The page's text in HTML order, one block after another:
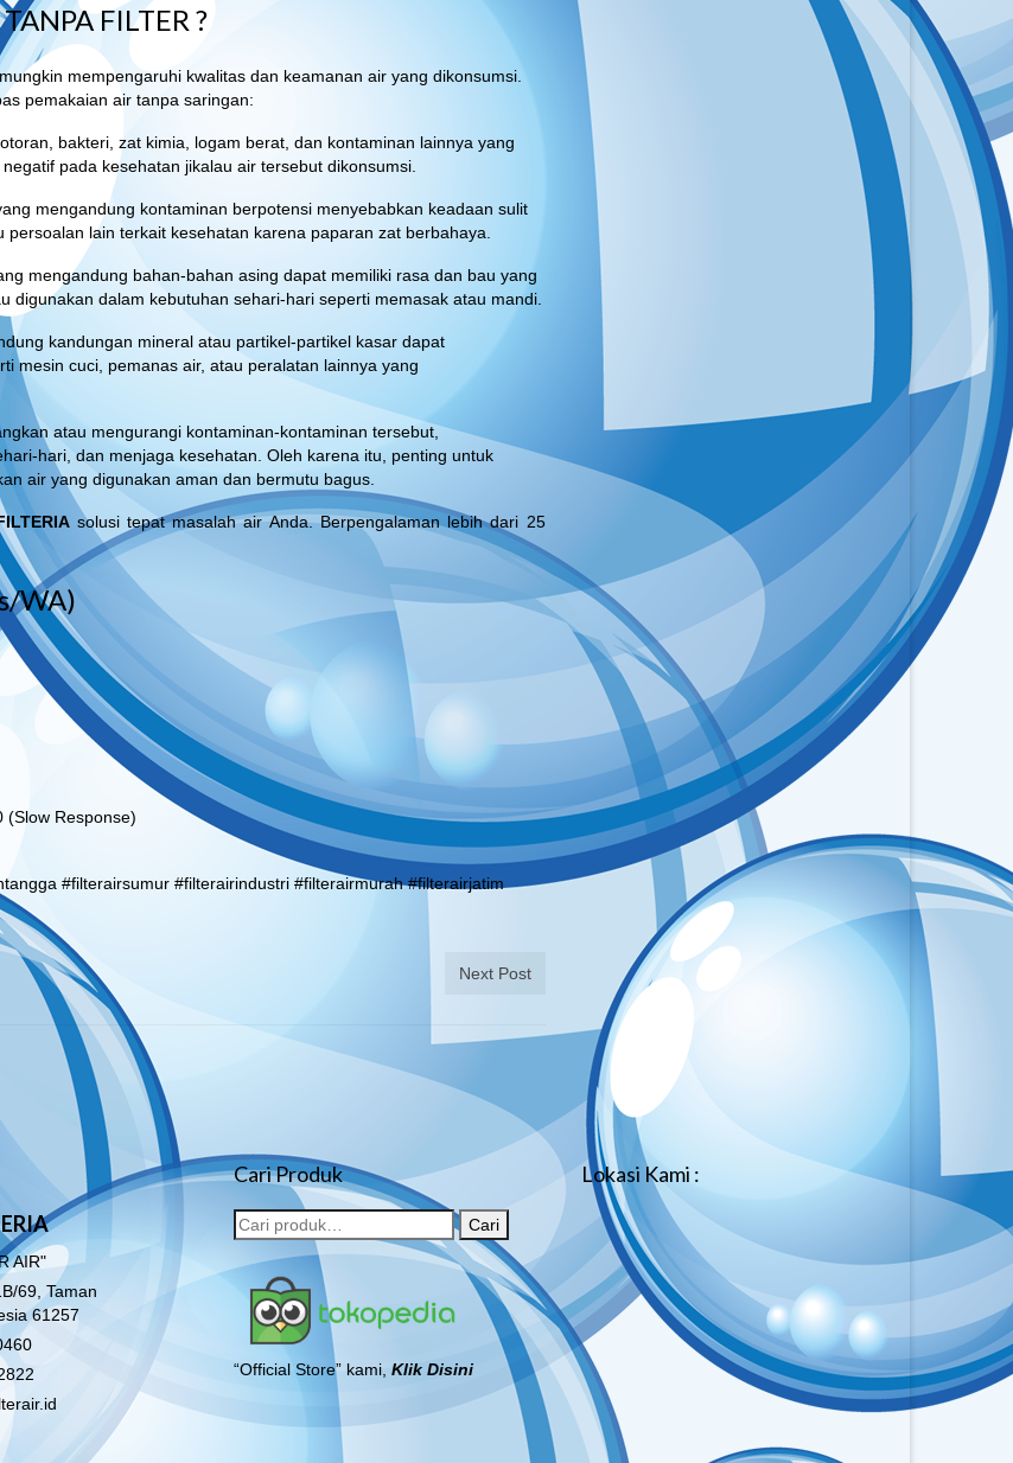
FILTER ?
mempengaruhi kwalitas dan keamanan air yang dikonsumsi.
pemakaian air tanpa saringan:
bakteri, zat kimia, logam berat, dan kontaminan lainnya yang
pada kesehatan jikalau air tersebut dikonsumsi.
mengandung kontaminan berpotensi menyebabkan keadaan sulit
lain terkait kesehatan karena paparan zat berbahaya.
mengandung bahan-bahan asing dapat memiliki rasa dan bau yang
dalam kebutuhan sehari-hari seperti memasak atau mandi.
kandungan mineral atau partikel-partikel kasar dapat
mesin cuci, pemanas air, atau peralatan lainnya yang
atau mengurangi kontaminan-kontaminan tersebut,
hari, dan menjaga kesehatan. Oleh karena itu, penting untuk
air yang digunakan aman dan bermutu bagus.
solusi tepat masalah air Anda. Berpengalaman lebih dari 25
WA)
(Slow Response)
#filterairsumur #filterairindustri #filterairmurah #filterairjatim
Next Post
AIR"
69, Taman
61257
Cari Produk
Cari
“Official Store” kami, Klik Disini
Lokasi Kami :